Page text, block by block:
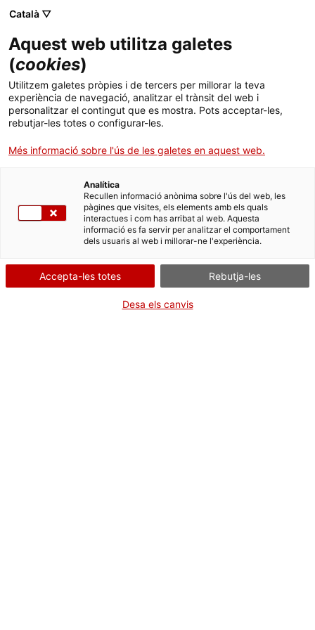
Menú
Convocatòries d'ajuts obertes Últimes notícies
Properes activitats
ACCIÓ - Agència per al creixement de les empreses
ACCIÓ - Agència per al creixement de les empreses
Inici
Ajuts i serveis
Activitats
Contacte. Obre en una nova finestra.
Instal·lació de protecció contra
incendis
Què necessites fer?
Consulta a continuació totes les opcions
vinculades a aquest tràmit. Selecciona la que
correspongui amb el teu cas i podràs
accedir a tota la informació i condicions de
tramitació.
Català ▽
Aquest web utilitza galetes
(cookies)
Utilitzem galetes pròpies i de tercers per millorar la teva
experiència de navegació, analitzar el trànsit del web i
personalitzar el contingut que es mostra. Pots acceptar-les,
rebutjar-les totes o configurar-les.
Més informació sobre l'ús de les galetes en aquest web.
Analítica
Recullen informació anònima sobre l'ús del web, les
pàgines que visites, els elements amb els quals
interactues i com has arribat al web. Aquesta
informació es fa servir per analitzar el comportament
dels usuaris al web i millorar-ne l'experiència.
Accepta-les totes Rebutja-les
Desa els canvis